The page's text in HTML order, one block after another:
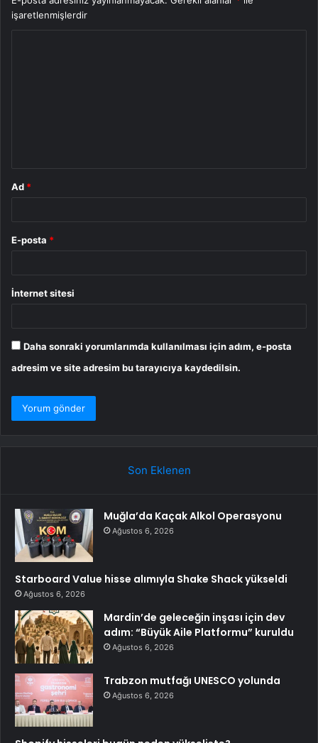
işaretlenmişlerdir
Ad *
E-posta *
İnternet sitesi
Daha sonraki yorumlarımda kullanılması için adım, e-posta
adresim ve site adresim bu tarayıcıya kaydedilsin.
Son Eklenen
Muğla’da Kaçak Alkol Operasyonu
Ağustos 6, 2026
Starboard Value hisse alımıyla Shake Shack yükseldi
Ağustos 6, 2026
Mardin’de geleceğin inşası için dev
adım: “Büyük Aile Platformu” kuruldu
Ağustos 6, 2026
Trabzon mutfağı UNESCO yolunda
Ağustos 6, 2026